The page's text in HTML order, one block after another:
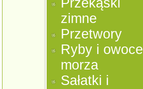
Przekąski
zimne
Przetwory
Ryby i owoce
morza
Sałatki i